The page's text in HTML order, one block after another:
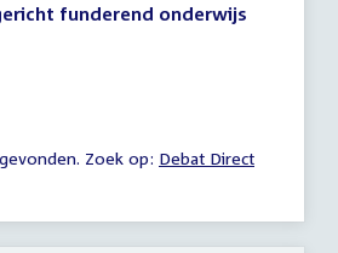
funderend onderwijs
Zoek op: External
Debat Direct